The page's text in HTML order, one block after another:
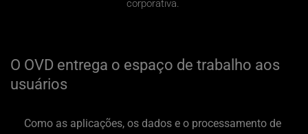
corporativa.
O OVD entrega o espaço de trabalho aos
usuários
Como as aplicações, os dados e o processamento de